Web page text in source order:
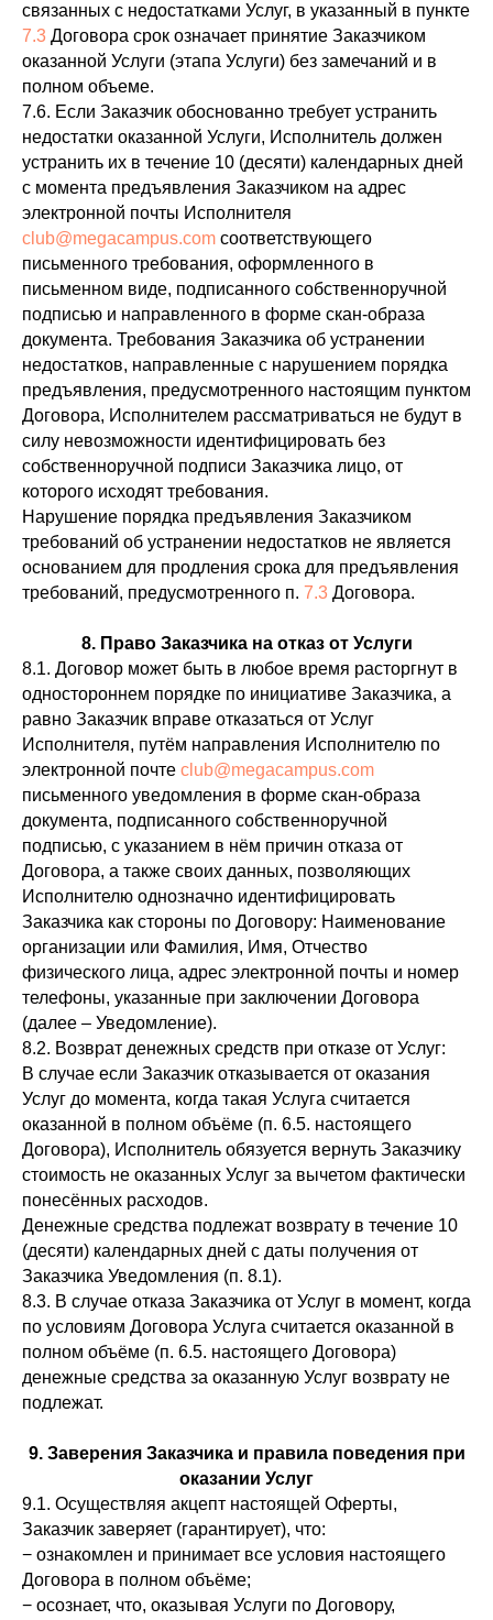
связанных с недостатками Услуг, в указанный в пункте
7.3 Договора срок означает принятие Заказчиком
оказанной Услуги (этапа Услуги) без замечаний и в
полном объеме.
7.6. Если Заказчик обоснованно требует устранить
недостатки оказанной Услуги, Исполнитель должен
устранить их в течение 10 (десяти) календарных дней
с момента предъявления Заказчиком на адрес
электронной почты Исполнителя
club@megacampus.com соответствующего
письменного требования, оформленного в
письменном виде, подписанного собственноручной
подписью и направленного в форме скан-образа
документа. Требования Заказчика об устранении
недостатков, направленные с нарушением порядка
предъявления, предусмотренного настоящим пунктом
Договора, Исполнителем рассматриваться не будут в
силу невозможности идентифицировать без
собственноручной подписи Заказчика лицо, от
которого исходят требования.
Нарушение порядка предъявления Заказчиком
требований об устранении недостатков не является
основанием для продления срока для предъявления
требований, предусмотренного п. 7.3 Договора.
8. Право Заказчика на отказ от Услуги
8.1. Договор может быть в любое время расторгнут в
одностороннем порядке по инициативе Заказчика, а
равно Заказчик вправе отказаться от Услуг
Исполнителя, путём направления Исполнителю по
электронной почте club@megacampus.com
письменного уведомления в форме скан-образа
документа, подписанного собственноручной
подписью, с указанием в нём причин отказа от
Договора, а также своих данных, позволяющих
Исполнителю однозначно идентифицировать
Заказчика как стороны по Договору: Наименование
организации или Фамилия, Имя, Отчество
физического лица, адрес электронной почты и номер
телефоны, указанные при заключении Договора
(далее – Уведомление).
8.2. Возврат денежных средств при отказе от Услуг:
В случае если Заказчик отказывается от оказания
Услуг до момента, когда такая Услуга считается
оказанной в полном объёме (п. 6.5. настоящего
Договора), Исполнитель обязуется вернуть Заказчику
стоимость не оказанных Услуг за вычетом фактически
понесённых расходов.
Денежные средства подлежат возврату в течение 10
(десяти) календарных дней с даты получения от
Заказчика Уведомления (п. 8.1).
8.3. В случае отказа Заказчика от Услуг в момент, когда
по условиям Договора Услуга считается оказанной в
полном объёме (п. 6.5. настоящего Договора)
денежные средства за оказанную Услуг возврату не
подлежат.
9. Заверения Заказчика и правила поведения при
оказании Услуг
9.1. Осуществляя акцепт настоящей Оферты,
Заказчик заверяет (гарантирует), что:
− ознакомлен и принимает все условия настоящего
Договора в полном объёме;
− осознает, что, оказывая Услуги по Договору,